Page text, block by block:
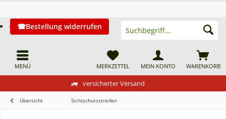
versicherter Versand
MENÜ
Bestellung widerrufen
WARENKORB
MERKZETTEL MEIN KONTO
Übersicht Sichtschutzstreifen